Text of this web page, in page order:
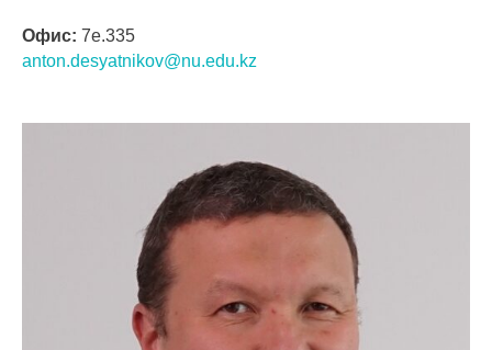
Офис: 7e.335
anton.desyatnikov@nu.edu.kz